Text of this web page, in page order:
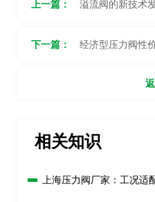
上一篇： 溢流阀的新技术
下一篇： 经济型压力阀性
相关知识
上海压力阀厂家：工况适